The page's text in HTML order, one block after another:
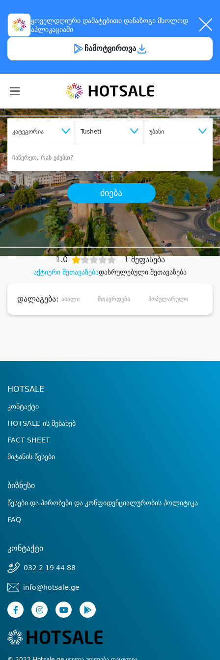
ყოველდღიური დამატებითი დანაზოგი მხოლოდ
აპლიკაციაში
ჩამოტვირთვა
კატეგორია Tusheti უბანი
ძიება
შეიძინესასურველი მომსახურება
დიდი დანაზოგით
აქტიური შეთავაზებადასრულებული შეთავაზება
1.0 1 შეფასება
დალაგება: ახალი მთავრდება პოპულარული
HOTSALE
კონტაქტი
HOTSALE-ის შესახებ
FACT SHEET
მიტანის წესები
ბიზნესი
წესები და პირობები და კონფიდენციალურობის პოლიტიკა
FAQ
კონტაქტი
032 2 19 44 88
info@hotsale.ge